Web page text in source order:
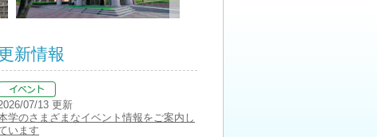
新情報
07/13 更新
学のさまざまなイベント情報をご案内し
います